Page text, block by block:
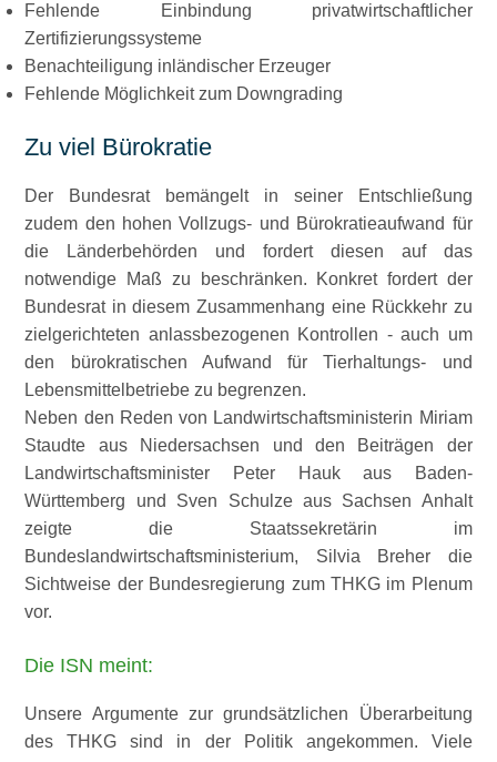
Fehlende Einbindung privatwirtschaftlicher
Zertifizierungssysteme
Benachteiligung inländischer Erzeuger
Fehlende Möglichkeit zum Downgrading
Zu viel Bürokratie
Der Bundesrat bemängelt in seiner Entschließung
zudem den hohen Vollzugs- und Bürokratieaufwand für
die Länderbehörden und fordert diesen auf das
notwendige Maß zu beschränken. Konkret fordert der
Bundesrat in diesem Zusammenhang eine Rückkehr zu
zielgerichteten anlassbezogenen Kontrollen - auch um
den bürokratischen Aufwand für Tierhaltungs- und
Lebensmittelbetriebe zu begrenzen.
Neben den Reden von Landwirtschaftsministerin Miriam
Staudte aus Niedersachsen und den Beiträgen der
Landwirtschaftsminister Peter Hauk aus Baden-
Württemberg und Sven Schulze aus Sachsen Anhalt
zeigte die Staatssekretärin im
Bundeslandwirtschaftsministerium, Silvia Breher die
Sichtweise der Bundesregierung zum THKG im Plenum
vor.
Die ISN meint:
Unsere Argumente zur grundsätzlichen Überarbeitung
des THKG sind in der Politik angekommen. Viele